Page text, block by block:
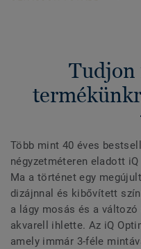
Tudjon
Több mint 40 éves
négyzetméteren eladott
Ma a történet egy
dizájnnal és kibővített
a lágy mosás és a
akvarell ihlette. Az iQ
amely immár 3-féle